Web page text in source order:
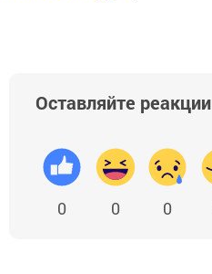
Оставляйте реакции
0 0 0